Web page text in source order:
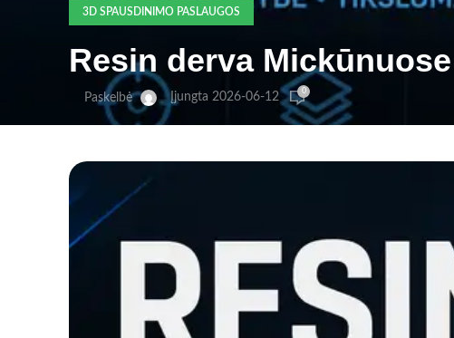
3D SPAUSDINIMO PASLAUGOS
Resin derva
Paskelbė Įjungta 2026-06-12 0